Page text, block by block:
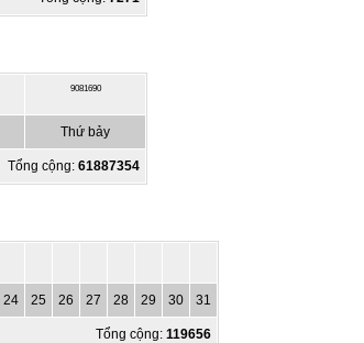
9081690
Thứ bảy
Tổng cộng: 61887354
24 25 26 27 28 29 30 31
Tổng cộng: 119656